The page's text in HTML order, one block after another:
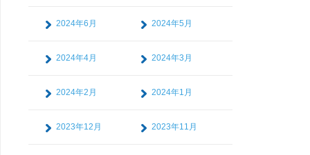
2024年6月 2024年5月
2024年4月 2024年3月
2024年2月 2024年1月
2023年12月 2023年11月